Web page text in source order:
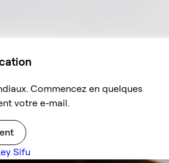
Commencez en quelques
votre e-mail.
Sifu